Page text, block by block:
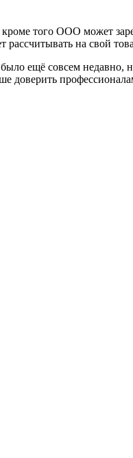
того ООО может
на свой
ещё совсем